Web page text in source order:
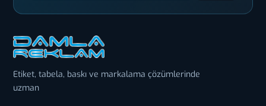
Etiket, tabela, baskı ve markalama çözümlerinde
uzman